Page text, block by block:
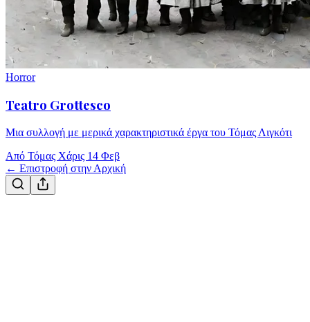
Horror
Teatro Grottesco
Μια συλλογή με μερικά χαρακτηριστικά έργα του Τόμας Λιγκότι
Από Τόμας Χάρις 14 Φεβ
← Επιστροφή στην Αρχική